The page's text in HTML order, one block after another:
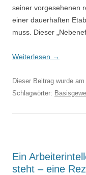
seiner vorgesehenen
einer dauerhaften
muss. Dieser
Weiterlesen →
Dieser Beitrag wurde am
Schlagwörter:
Ein
steht – eine